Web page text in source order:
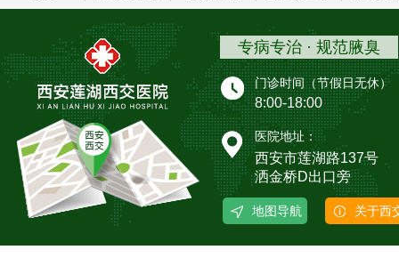
专病专治 · 规范腋臭
门诊时间（节假日无休）
8:00-18:00
医院地址：
西安市莲湖路137号
洒金桥D出口旁
地图导航 关于西